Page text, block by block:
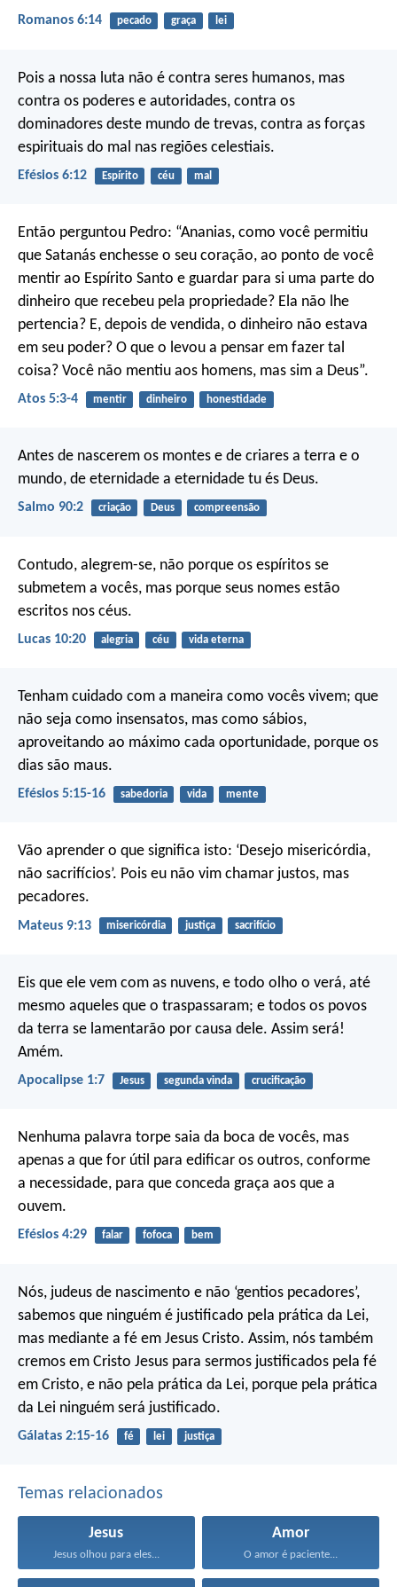
Romanos 6:14 pecado graça lei
Pois a nossa luta não é contra seres humanos, mas
contra os poderes e autoridades, contra os
dominadores deste mundo de trevas, contra as forças
espirituais do mal nas regiões celestiais.
Efésios 6:12 Espírito céu mal
Então perguntou Pedro: “Ananias, como você permitiu
que Satanás enchesse o seu coração, ao ponto de você
mentir ao Espírito Santo e guardar para si uma parte do
dinheiro que recebeu pela propriedade? Ela não lhe
pertencia? E, depois de vendida, o dinheiro não estava
em seu poder? O que o levou a pensar em fazer tal
coisa? Você não mentiu aos homens, mas sim a Deus”.
Atos 5:3-4 mentir dinheiro honestidade
Antes de nascerem os montes e de criares a terra e o
mundo, de eternidade a eternidade tu és Deus.
Salmo 90:2 criação Deus compreensão
Contudo, alegrem-se, não porque os espíritos se
submetem a vocês, mas porque seus nomes estão
escritos nos céus.
Lucas 10:20 alegria céu vida eterna
Tenham cuidado com a maneira como vocês vivem; que
não seja como insensatos, mas como sábios,
aproveitando ao máximo cada oportunidade, porque os
dias são maus.
Efésios 5:15-16 sabedoria vida mente
Vão aprender o que significa isto: ‘Desejo misericórdia,
não sacrifícios’. Pois eu não vim chamar justos, mas
pecadores.
Mateus 9:13 misericórdia justiça sacrifício
Eis que ele vem com as nuvens, e todo olho o verá, até
mesmo aqueles que o traspassaram; e todos os povos
da terra se lamentarão por causa dele. Assim será!
Amém.
Apocalipse 1:7 Jesus segunda vinda crucificação
Nenhuma palavra torpe saia da boca de vocês, mas
apenas a que for útil para edificar os outros, conforme
a necessidade, para que conceda graça aos que a
ouvem.
Efésios 4:29 falar fofoca bem
Nós, judeus de nascimento e não ‘gentios pecadores’,
sabemos que ninguém é justificado pela prática da Lei,
mas mediante a fé em Jesus Cristo. Assim, nós também
cremos em Cristo Jesus para sermos justificados pela fé
em Cristo, e não pela prática da Lei, porque pela prática
da Lei ninguém será justificado.
Gálatas 2:15-16 fé lei justiça
Temas relacionados
Jesus
Jesus olhou para eles...
Amor
O amor é paciente...